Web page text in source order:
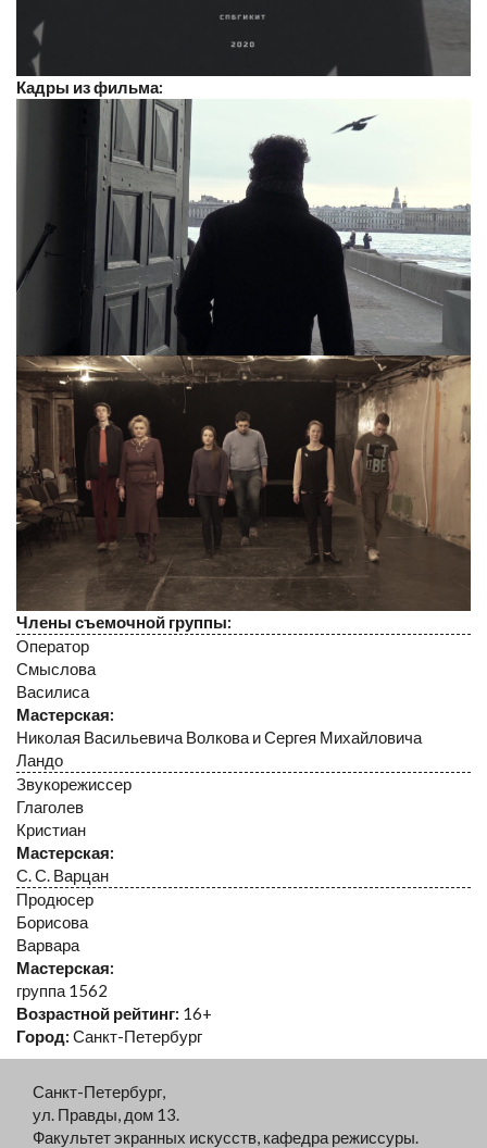
Кадры из фильма:
Члены съемочной группы:
Оператор
Смыслова
Василиса
Мастерская:
Николая Васильевича Волкова и Сергея Михайловича
Ландо
Звукорежиссер
Глаголев
Кристиан
Мастерская:
С. С. Варцан
Продюсер
Борисова
Варвара
Мастерская:
группа 1562
Возрастной рейтинг: 16+
Город: Санкт-Петербург
Санкт-Петербург,
ул. Правды, дом 13.
Факультет экранных искусств, кафедра режиссуры.